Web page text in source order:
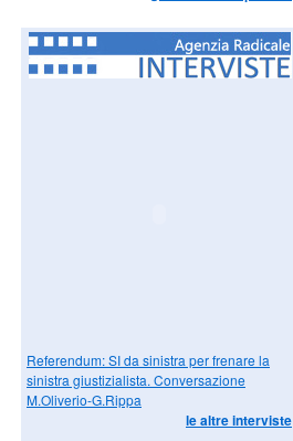
Referendum: SI da sinistra per frenare la
sinistra giustizialista. Conversazione
M.Oliverio-G.Rippa
le altre interviste